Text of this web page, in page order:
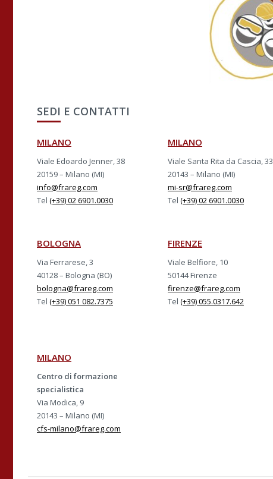
SEDI E CONTATTI
MILANO
Viale Edoardo Jenner, 38
20159 – Milano (MI)
info@frareg.com
Tel (+39) 02 6901.0030
MILANO
Viale Santa Rita da Cascia, 33
20143 – Milano (MI)
mi-sr@frareg.com
Tel (+39) 02 6901.0030
BOLOGNA
Via Ferrarese, 3
40128 – Bologna (BO)
bologna@frareg.com
Tel (+39) 051 082.7375
FIRENZE
Viale Belfiore, 10
50144 Firenze
firenze@frareg.com
Tel (+39) 055.0317.642
MILANO
Centro di formazione
specialistica
Via Modica, 9
20143 – Milano (MI)
cfs-milano@frareg.com